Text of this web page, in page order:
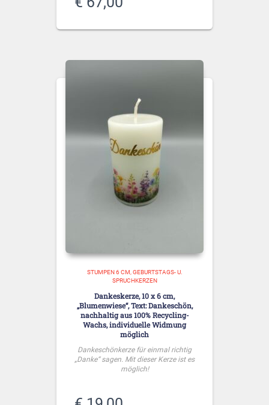
STUMPEN 6 CM GEBURTSTAGS- U.
SPRUCHKERZEN
Dankeskerze, 10 x 6 cm,
„Blumenwiese“, Text: Dankeschön,
nachhaltig aus 100% Recycling-
Wachs, individuelle Widmung
möglich
Dankeschönkerze für einmal richtig
„Danke“ sagen. Mit dieser Kerze ist es
möglich!